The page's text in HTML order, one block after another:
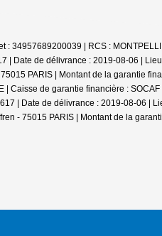
: 34957689200039 | RCS :
| Date de délivrance : 2019-08-06 |
PARIS | Montant de la garantie
Caisse de garantie financière : SOCAF
| Date de délivrance : 2019-08-06 |
- 75015 PARIS | Montant de la